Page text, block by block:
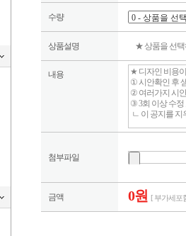
수량
상품설명 ★ 상품을 선택
내용
첨부파일
금액 0원 [ 부가세포